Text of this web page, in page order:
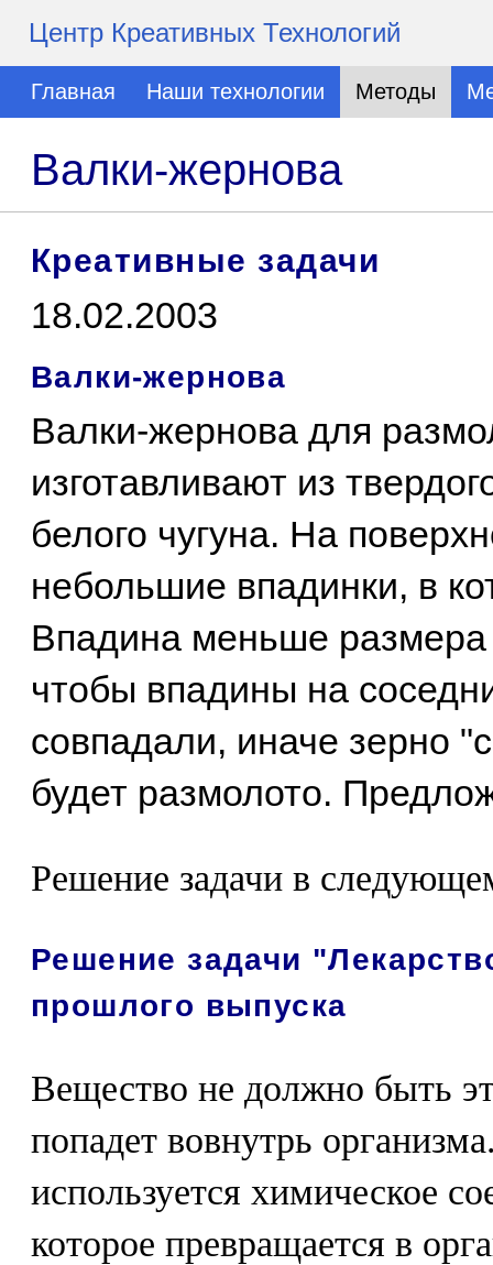
Центр Креативных Технологий
Главная Наши технологии Методы
Валки-жернова
Креативные задачи
18.02.2003
Валки-жернова
Валки-жернова для
изготавливают из
белого чугуна. На
небольшие впадинки, в
Впадина меньше
чтобы впадины на
совпадали, иначе зерно
будет размолото.
Решение задачи в
Решение задачи
прошлого выпуска
Вещество не должно быть
попадет вовнутрь
используется химическое
которое превращается в